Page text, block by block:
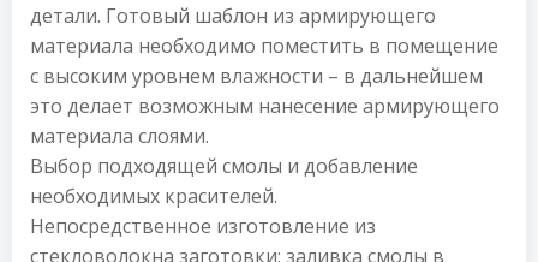
детали. Готовый шаблон из армирующего
материала необходимо поместить в помещение
с высоким уровнем влажности – в дальнейшем
это делает возможным нанесение армирующего
материала слоями.
Выбор подходящей смолы и добавление
необходимых красителей.
Непосредственное изготовление из
стекловолокна заготовки: заливка смолы в